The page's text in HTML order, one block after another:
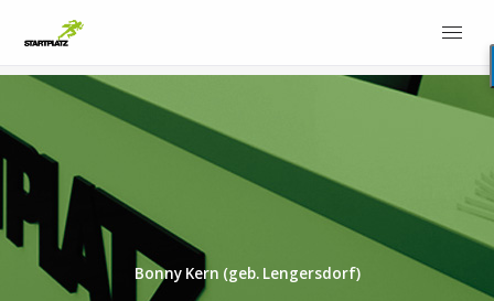
Bonny Kern (geb. Lengersdorf)